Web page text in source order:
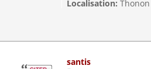
Localisation: Thonon
santis